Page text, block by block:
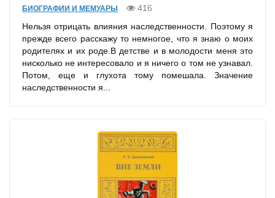
БИОГРАФИИ И МЕМУАРЫ
416
Нельзя отрицать влияния наследственности. Поэтому я
прежде всего расскажу то немногое, что я знаю о моих
родителях и их роде.В детстве и в молодости меня это
нисколько не интересовало и я ничего о том не узнавал.
Потом, еще и глухота тому помешала. Значение
наследственности я...